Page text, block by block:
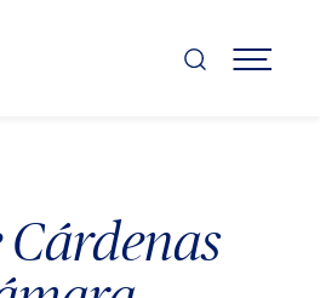
MENÚ
Cárdenas